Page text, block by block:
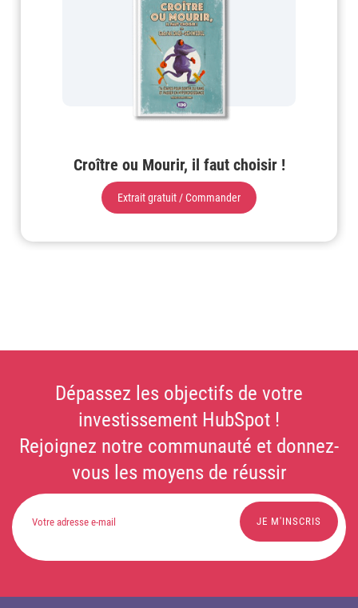
Croître ou Mourir, il faut choisir !
Extrait gratuit / Commander
Dépassez les objectifs de votre
investissement HubSpot !
Rejoignez notre communauté et donnez-
vous les moyens de réussir